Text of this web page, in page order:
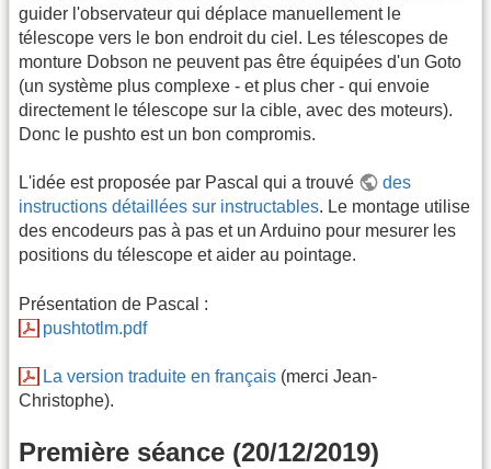
guider l'observateur qui déplace manuellement le
télescope vers le bon endroit du ciel. Les télescopes de
monture Dobson ne peuvent pas être équipées d'un Goto
(un système plus complexe - et plus cher - qui envoie
directement le télescope sur la cible, avec des moteurs).
Donc le pushto est un bon compromis.
L'idée est proposée par Pascal qui a trouvé
des
instructions détaillées sur instructables. Le montage utilise
des encodeurs pas à pas et un Arduino pour mesurer les
positions du télescope et aider au pointage.
Présentation de Pascal :
pushtotlm.pdf
La version traduite en français (merci Jean-
Christophe).
Première séance (20/12/2019)